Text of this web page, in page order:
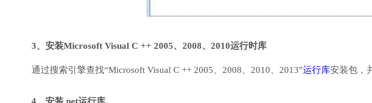
3、安装Microsoft Visual C ++ 2005、2008、2010运行时库
通过搜索引擎查找“Microsoft Visual C ++ 2005、2008、2010、2013”运行库安装包，